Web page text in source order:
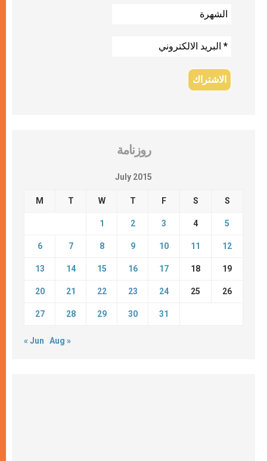
روزنامة
July 2015
M T W T F S S
1 2 3 4 5
6 7 8 9 10 11 12
13 14 15 16 17 18 19
20 21 22 23 24 25 26
27 28 29 30 31
« Jun Aug »